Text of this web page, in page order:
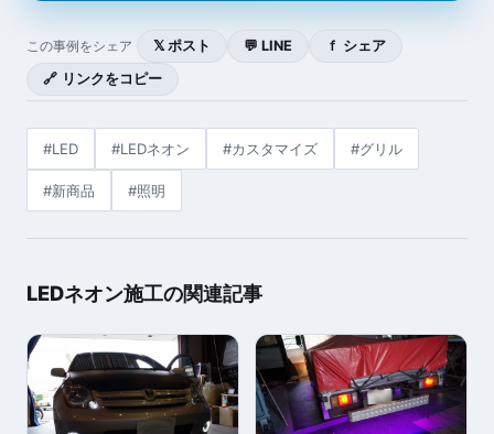
この事例をシェア 𝕏 ポスト 💬 LINE
ｆ シェア
🔗 リンクをコピー
#LED #LEDネオン #カスタマイズ #グリル
#新商品 #照明
LEDネオン施工の関連記事